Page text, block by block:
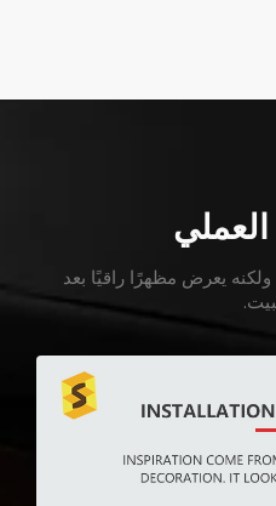
العملي
يعرض مظهرًا راقيًا بعد